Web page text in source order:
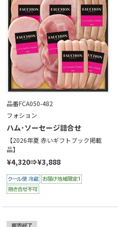
品番FCA050-482
フォション
ハム･ソーセージ詰合せ
【2026年夏 赤いギフトブック掲載
品】
¥4,320⇒¥3,888